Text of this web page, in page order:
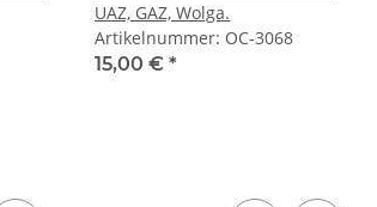
UAZ, GAZ, Wolga.
Artikelnummer: OC-3068
15,00 € *